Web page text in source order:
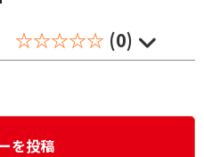
☆☆☆☆☆ (0)
を投稿